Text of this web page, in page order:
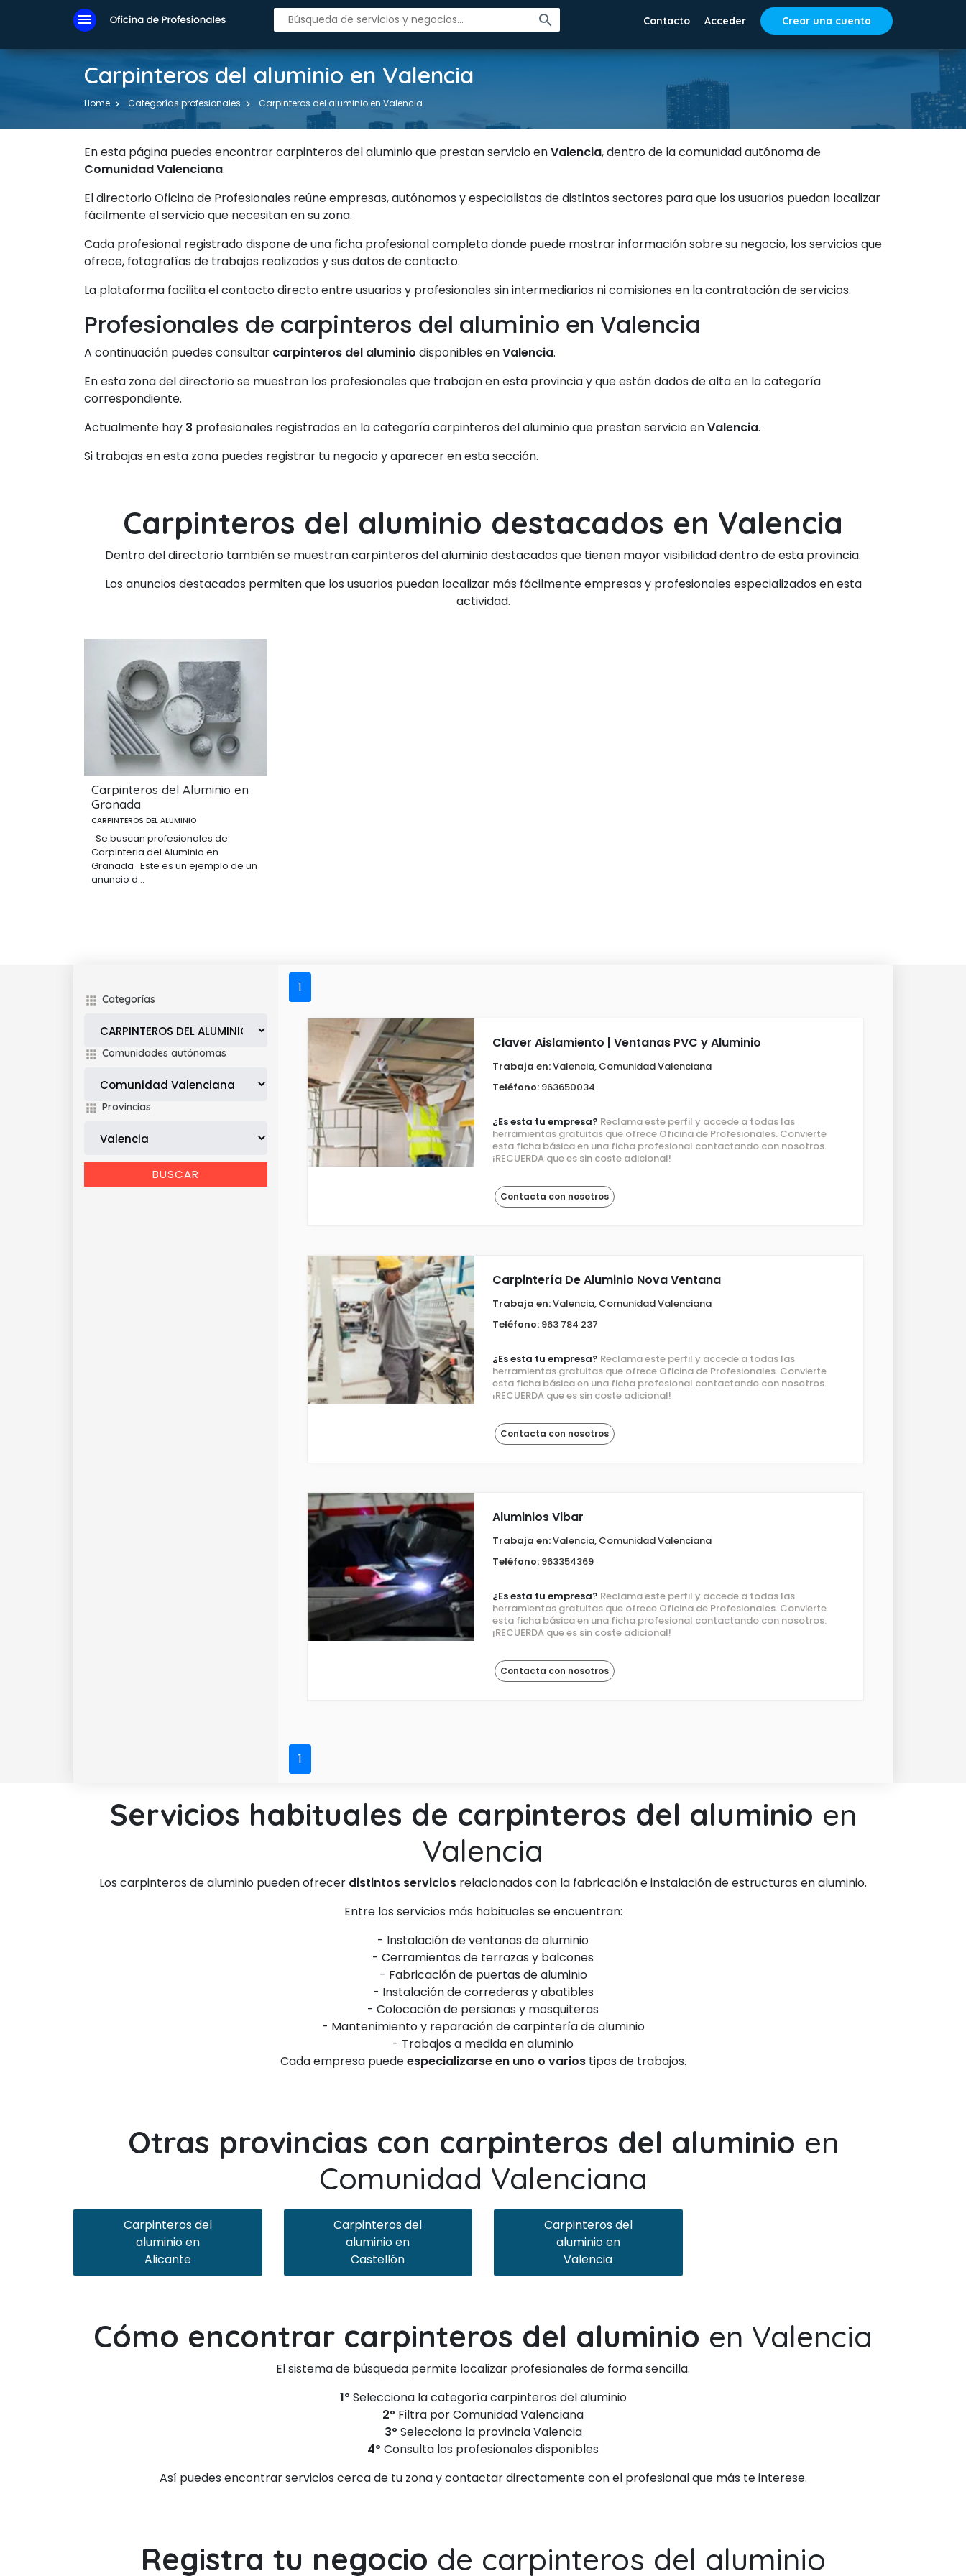
menu search Contacto Acceder Crear una cuenta
Carpinteros del aluminio en Valencia
Home Categorías profesionales Carpinteros del aluminio en Valencia
En esta página puedes encontrar carpinteros del aluminio que prestan servicio enValencia, dentro de la comunidad autónoma de
Comunidad Valenciana.
El directorio Oficina de Profesionales reúne empresas, autónomos y especialistas de distintos sectores para que los usuarios puedan localizar
fácilmente el servicio que necesitan en su zona.
Cada profesional registrado dispone de una ficha profesional completa donde puede mostrar información sobre su negocio, los servicios que
ofrece, fotografías de trabajos realizados y sus datos de contacto.
La plataforma facilita el contacto directo entre usuarios y profesionales sin intermediarios ni comisiones en la contratación de servicios.
Profesionales de carpinteros del aluminio en Valencia
A continuación puedes consultar carpinteros del aluminio disponibles enValencia.
En esta zona del directorio se muestran los profesionales que trabajan en esta provincia y que están dados de alta en la categoría
correspondiente.
Actualmente hay 3 profesionales registrados en la categoría carpinteros del aluminio que prestan servicio enValencia.
Si trabajas en esta zona puedes registrar tu negocio y aparecer en esta sección.
Carpinteros del aluminio destacados en Valencia
Dentro del directorio también se muestran carpinteros del aluminio destacados que tienen mayor visibilidad dentro de esta provincia.
Los anuncios destacados permiten que los usuarios puedan localizar más fácilmente empresas y profesionales especializados en esta
actividad.
Carpinteros del Aluminio en
Granada
CARPINTEROS DEL ALUMINIO
Se buscan profesionales de
Carpinteria del Aluminio en
Granada Este es un ejemplo de un
anuncio d...
Categorías
Comunidades autónomas
Provincias
BUSCAR
1
Claver Aislamiento | Ventanas PVC y Aluminio
Trabaja en:Valencia, Comunidad Valenciana
Teléfono: 963650034
¿Es esta tu empresa? Reclama este perfil y accede a todas las
herramientas gratuitas que ofrece Oficina de Profesionales. Convierte
esta ficha básica en una ficha profesional contactando con nosotros.
¡RECUERDA que es sin coste adicional!
Contacta con nosotros
Carpintería De Aluminio Nova Ventana
Trabaja en:Valencia, Comunidad Valenciana
Teléfono: 963 784 237
¿Es esta tu empresa? Reclama este perfil y accede a todas las
herramientas gratuitas que ofrece Oficina de Profesionales. Convierte
esta ficha básica en una ficha profesional contactando con nosotros.
¡RECUERDA que es sin coste adicional!
Contacta con nosotros
Aluminios Vibar
Trabaja en:Valencia, Comunidad Valenciana
Teléfono: 963354369
¿Es esta tu empresa? Reclama este perfil y accede a todas las
herramientas gratuitas que ofrece Oficina de Profesionales. Convierte
esta ficha básica en una ficha profesional contactando con nosotros.
¡RECUERDA que es sin coste adicional!
Contacta con nosotros
1
Servicios habituales de carpinteros del aluminio en
Valencia
Los carpinteros de aluminio pueden ofrecer distintos servicios relacionados con la fabricación e instalación de estructuras en aluminio.
Entre los servicios más habituales se encuentran:
- Instalación de ventanas de aluminio
- Cerramientos de terrazas y balcones
- Fabricación de puertas de aluminio
- Instalación de correderas y abatibles
- Colocación de persianas y mosquiteras
- Mantenimiento y reparación de carpintería de aluminio
- Trabajos a medida en aluminio
Cada empresa puedeespecializarse en uno o variostipos de trabajos.
Otras provincias con carpinteros del aluminio en
Comunidad Valenciana
Carpinteros del
aluminio en
Alicante
Carpinteros del
aluminio en
Castellón
Carpinteros del
aluminio en
Valencia
Cómo encontrar carpinteros del aluminio en Valencia
El sistema de búsqueda permite localizar profesionales de forma sencilla.
1º Selecciona la categoría carpinteros del aluminio
2º Filtra por Comunidad Valenciana
3º Selecciona la provincia Valencia
4º Consulta los profesionales disponibles
Así puedes encontrar servicios cerca de tu zona y contactar directamente con el profesional que más te interese.
Registra tu negocio de carpinteros del aluminio